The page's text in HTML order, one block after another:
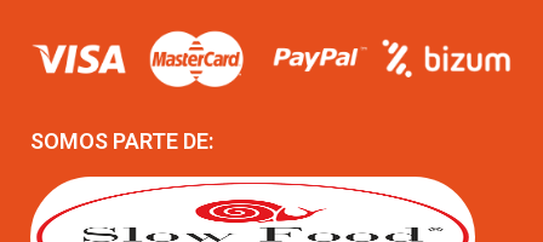
SOMOS PARTE DE: